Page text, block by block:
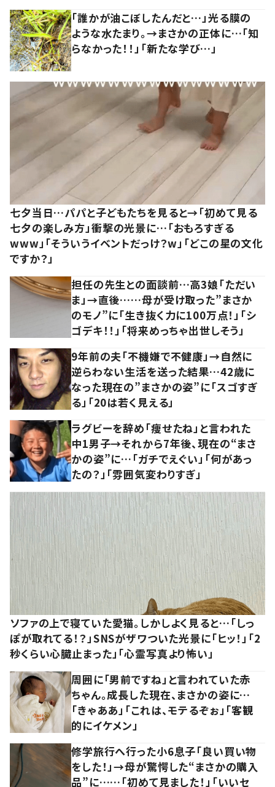
「誰かが油こぼしたんだと…」光る膜の
ような水たまり。→まさかの正体に…「知
らなかった！！」「新たな学び…」
七夕当日…パパと子どもたちを見ると→「初めて見る
七夕の楽しみ方」衝撃の光景に…「おもろすぎる
www」「そういうイベントだっけ？w」「どこの星の文化
ですか？」
担任の先生との面談前…高3娘「ただい
ま」→直後……母が受け取った”まさか
のモノ”に「生き抜く力に100万点！」「シ
ゴデキ！！」「将来めっちゃ出世しそう」
9年前の夫「不機嫌で不健康」→自然に
逆らわない生活を送った結果…42歳に
なった現在の”まさかの姿”に「スゴすぎ
る」「20は若く見える」
ラグビーを辞め「痩せたね」と言われた
中1男子→それから7年後、現在の“まさ
かの姿”に…「ガチでえぐい」「何があっ
たの？」「雰囲気変わりすぎ」
ソファの上で寝ていた愛猫。しかしよく見ると…「しっ
ぽが取れてる！？」SNSがザワついた光景に「ヒッ！」「2
秒くらい心臓止まった」「心霊写真より怖い」
周囲に「男前ですね」と言われていた赤
ちゃん。成長した現在、まさかの姿に…
「きゃああ」「これは、モテるぞぉ」「客観
的にイケメン」
修学旅行へ行った小6息子「良い買い物
をした！」→母が驚愕した“まさかの購入
品”に……「初めて見ました！」「いいセ